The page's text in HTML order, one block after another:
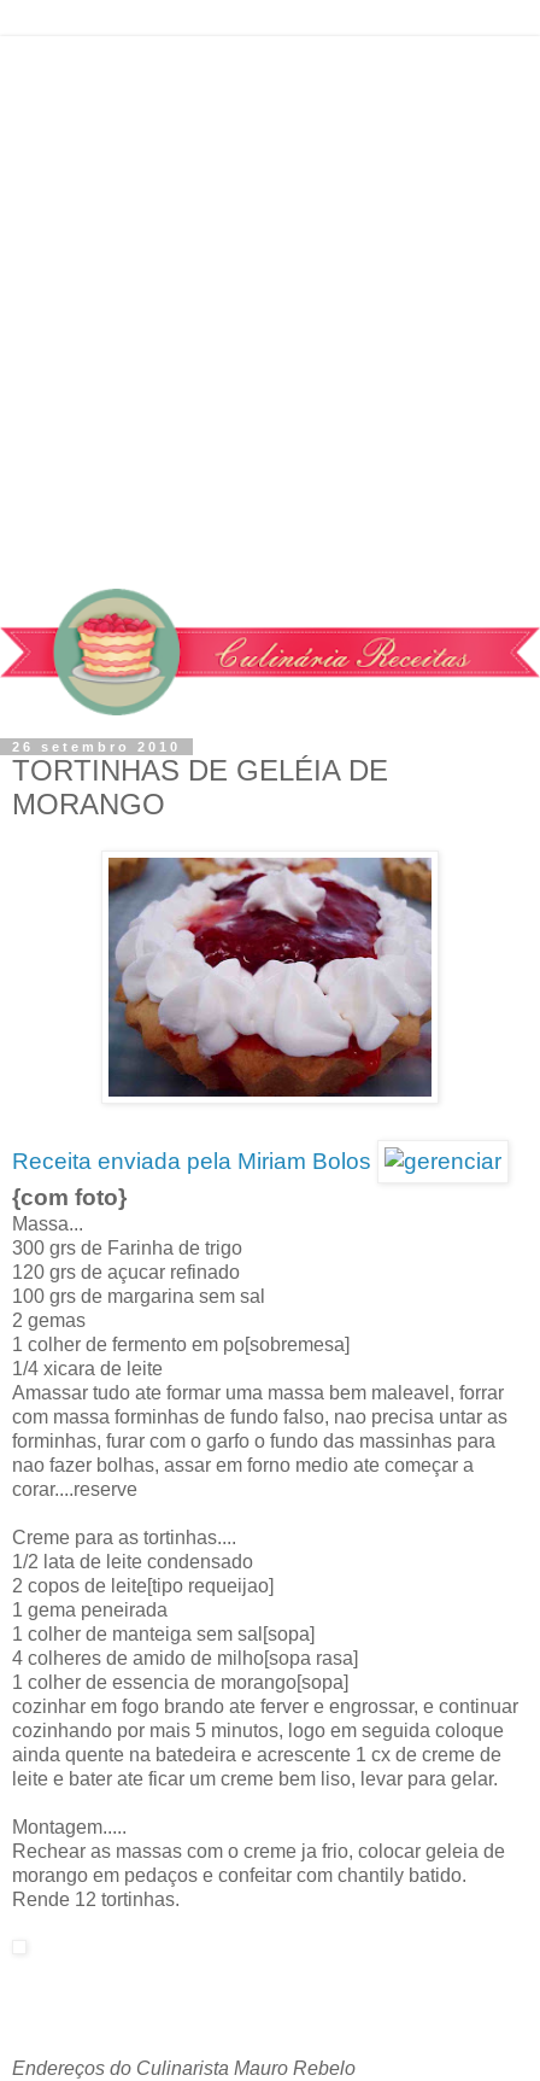
26 setembro 2010
TORTINHAS DE GELÉIA DE
MORANGO
Receita enviada pela Miriam Bolos
{com foto}
Massa...
300 grs de Farinha de trigo
120 grs de açucar refinado
100 grs de margarina sem sal
2 gemas
1 colher de fermento em po[sobremesa]
1/4 xicara de leite
Amassar tudo ate formar uma massa bem maleavel, forrar
com massa forminhas de fundo falso, nao precisa untar as
forminhas, furar com o garfo o fundo das massinhas para
nao fazer bolhas, assar em forno medio ate começar a
corar....reserve
Creme para as tortinhas....
1/2 lata de leite condensado
2 copos de leite[tipo requeijao]
1 gema peneirada
1 colher de manteiga sem sal[sopa]
4 colheres de amido de milho[sopa rasa]
1 colher de essencia de morango[sopa]
cozinhar em fogo brando ate ferver e engrossar, e continuar
cozinhando por mais 5 minutos, logo em seguida coloque
ainda quente na batedeira e acrescente 1 cx de creme de
leite e bater ate ficar um creme bem liso, levar para gelar.
Montagem.....
Rechear as massas com o creme ja frio, colocar geleia de
morango em pedaços e confeitar com chantily batido.
Rende 12 tortinhas.
Endereços do Culinarista Mauro Rebelo